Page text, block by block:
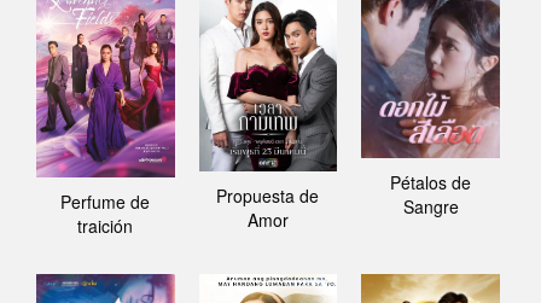
Perfume de
traición
Propuesta de
Amor
Pétalos de
Sangre